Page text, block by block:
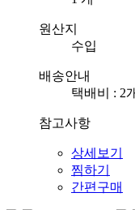
원산지
수입
배송안내
택배비 : 2
참고사항
상세보기
찜하기
간편구매